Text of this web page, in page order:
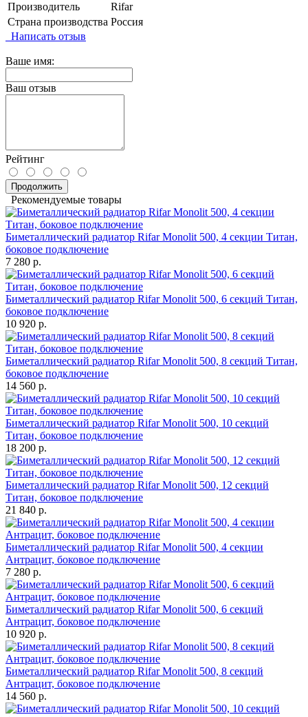
Производитель
Rifar
Страна производства Россия
Написать отзыв
Ваше имя:
Ваш отзыв
Рейтинг
Продолжить
Рекомендуемые товары
Биметаллический радиатор Rifar Monolit 500, 4 секции Титан,
боковое подключение
7 280 р.
Биметаллический радиатор Rifar Monolit 500, 6 секций Титан,
боковое подключение
10 920 р.
Биметаллический радиатор Rifar Monolit 500, 8 секций Титан,
боковое подключение
14 560 р.
Биметаллический радиатор Rifar Monolit 500, 10 секций
Титан, боковое подключение
18 200 р.
Биметаллический радиатор Rifar Monolit 500, 12 секций
Титан, боковое подключение
21 840 р.
Биметаллический радиатор Rifar Monolit 500, 4 секции
Антрацит, боковое подключение
7 280 р.
Биметаллический радиатор Rifar Monolit 500, 6 секций
Антрацит, боковое подключение
10 920 р.
Биметаллический радиатор Rifar Monolit 500, 8 секций
Антрацит, боковое подключение
14 560 р.